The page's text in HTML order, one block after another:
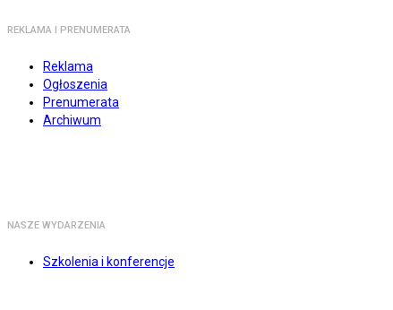
REKLAMA I PRENUMERATA
Reklama
Ogłoszenia
Prenumerata
Archiwum
NASZE WYDARZENIA
Szkolenia i konferencje